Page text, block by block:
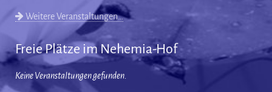
Weitere Veranstaltungen…
Freie Plätze im Nehemia-Hof
Keine Veranstaltungen gefunden.